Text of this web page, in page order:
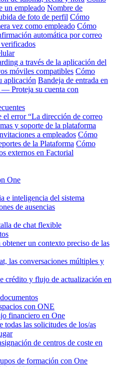
un empleado Nombre de
de foto de perfil Cómo
vez como empleado Cómo
automática por correo
a través de la aplicación del
móviles compatibles Cómo
aplicación Bandeja de entrada en
Proteja su cuenta con
el error “La dirección de correo
y soporte de la plataforma
a empleados Cómo
de la Plataforma Cómo
externos en Factorial
One
e inteligencia del sistema
de ausencias
de chat flexible
un contexto preciso de las
las conversaciones múltiples y
crédito y flujo de actualización en
con ONE
financiero en One
las solicitudes de los/as
de centros de coste en
de formación con One